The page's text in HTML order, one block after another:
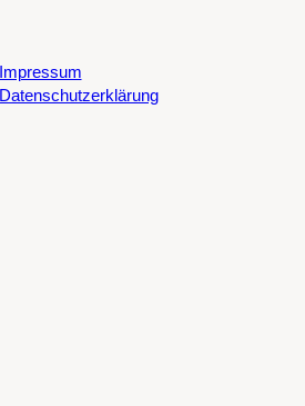
Impressum
Datenschutzerklärung